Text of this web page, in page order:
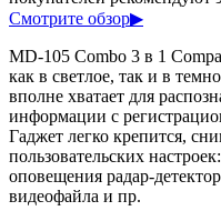
Смотрите обзор▶
MD-105 Combo 3 в 1
как в светлое, так и в
вполне хватает для
информации с
Гаджет легко крепится,
пользовательских
оповещения радар-
видеофайла и пр.